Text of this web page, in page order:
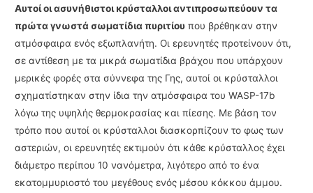
Αυτοί οι ασυνήθιστοι κρύσταλλοι αντιπροσωπεύουν τα
πρώτα γνωστά σωματίδια πυριτίου που βρέθηκαν στην
ατμόσφαιρα ενός εξωπλανήτη. Οι ερευνητές προτείνουν ότι,
σε αντίθεση με τα μικρά σωματίδια βράχου που υπάρχουν
μερικές φορές στα σύννεφα της Γης, αυτοί οι κρύσταλλοι
σχηματίστηκαν στην ίδια την ατμόσφαιρα του WASP-17b
λόγω της υψηλής θερμοκρασίας και πίεσης. Με βάση τον
τρόπο που αυτοί οι κρύσταλλοι διασκορπίζουν το φως των
αστεριών, οι ερευνητές εκτιμούν ότι κάθε κρύσταλλος έχει
διάμετρο περίπου 10 νανόμετρα, λιγότερο από το ένα
εκατομμυριοστό του μεγέθους ενός μέσου κόκκου άμμου.